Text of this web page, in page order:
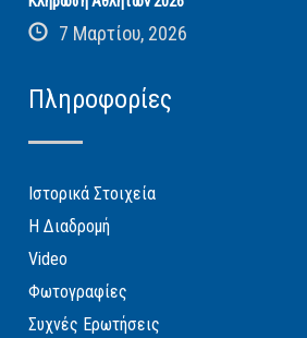
7 Μαρτίου, 2026
Πληροφορίες
Ιστορικά Στοιχεία
Η Διαδρομή
Video
Φωτογραφίες
Συχνές Ερωτήσεις